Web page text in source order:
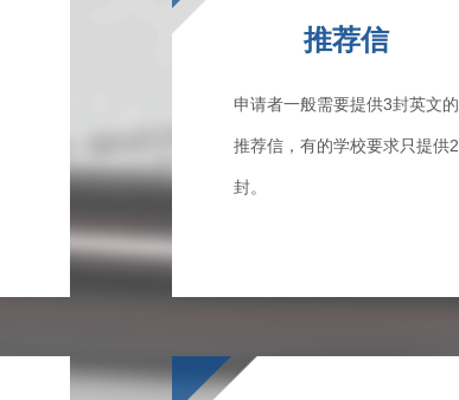
推荐信
申请者一般需要提供3封英文的
推荐信，有的学校要求只提供2
封。